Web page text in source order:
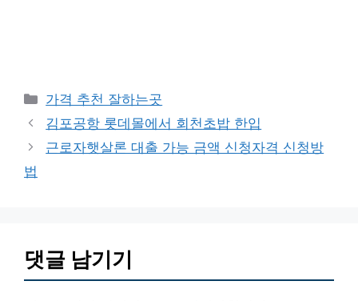
카
테
리
가격 추천 잘하는곳
김포공항 롯데몰에서 회천초밥 한입
근로자햇살론 대출 가능 금액 신청자격 신청방
법
댓글 남기기